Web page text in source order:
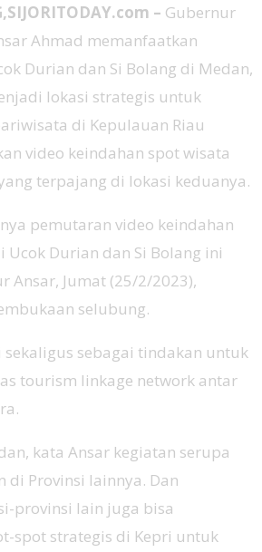
– Gubernur
Ahmad memanfaatkan
Durian dan Si Bolang di Medan,
lokasi strategis untuk
di Kepulauan Riau
video keindahan spot wisata
terpajang di lokasi keduanya.
pemutaran video keindahan
Ucok Durian dan Si Bolang ini
Ansar, Jumat (25/2/2023),
selubung.
sekaligus sebagai tindakan untuk
tourism linkage network antar
kata Ansar kegiatan serupa
di Provinsi lainnya. Dan
provinsi lain juga bisa
spot strategis di Kepri untuk